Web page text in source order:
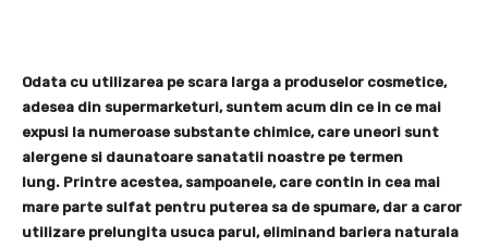
Odata cu utilizarea pe scara larga a produselor cosmetice,
adesea din supermarketuri, suntem acum din ce in ce mai
expusi la numeroase substante chimice, care uneori sunt
alergene si daunatoare sanatatii noastre pe termen
lung. Printre acestea, sampoanele, care contin in cea mai
mare parte sulfat pentru puterea sa de spumare, dar a caror
utilizare prelungita usuca parul, eliminand bariera naturala